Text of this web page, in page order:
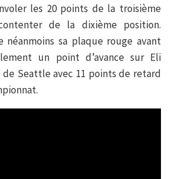
les 20 points de la troisième
de la dixième position.
néanmoins sa plaque rouge avant
un point d’avance sur Eli
de Seattle avec 11 points de retard